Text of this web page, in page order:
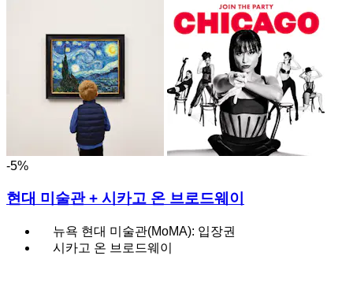
-5%
현대 미술관 + 시카고 온 브로드웨이
뉴욕 현대 미술관(MoMA): 입장권
시카고 온 브로드웨이